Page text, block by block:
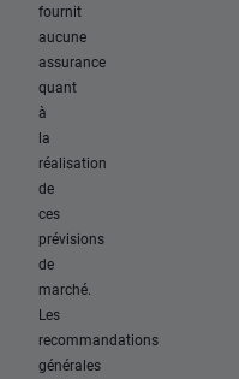
fournit
aucune
assurance
quant
à
la
réalisation
de
ces
prévisions
de
marché.
Les
recommandations
générales